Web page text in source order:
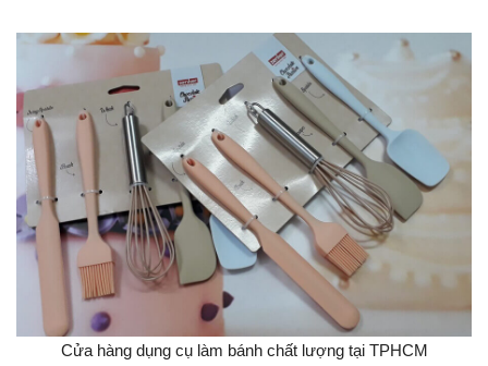
Cửa hàng dụng cụ làm bánh chất lượng tại TPHCM